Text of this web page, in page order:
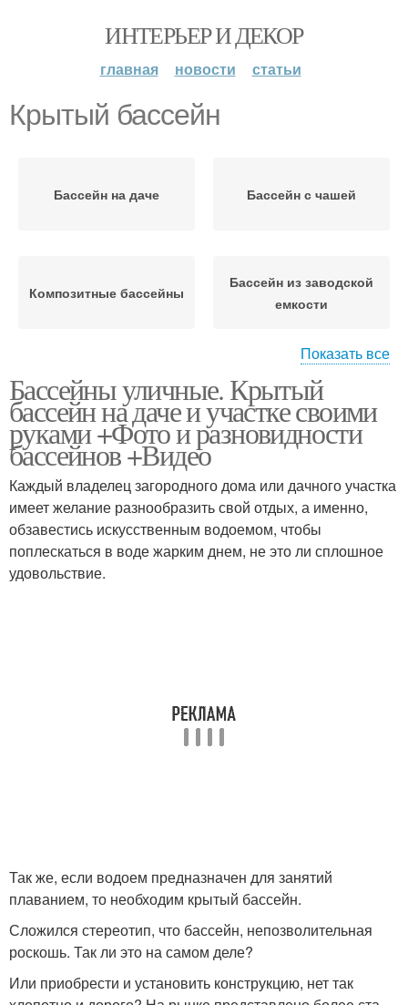
ИНТЕРЬЕР И ДЕКОР
главная новости статьи
Крытый бассейн
Бассейн на даче Бассейн с чашей
Композитные бассейны
Бассейн из заводской
емкости
Уличные бассейны Бассейны с подогревом
Зимний бассейн Бассейн с подогревом
Показать все
Бассейны уличные. Крытый
бассейн на даче и участке своими
руками +Фото и разновидности
бассейнов +Видео
Каждый владелец загородного дома или дачного участка
имеет желание разнообразить свой отдых, а именно,
обзавестись искусственным водоемом, чтобы
поплескаться в воде жарким днем, не это ли сплошное
удовольствие.
Так же, если водоем предназначен для занятий
плаванием, то необходим крытый бассейн.
Сложился стереотип, что бассейн, непозволительная
роскошь. Так ли это на самом деле?
Или приобрести и установить конструкцию, нет так